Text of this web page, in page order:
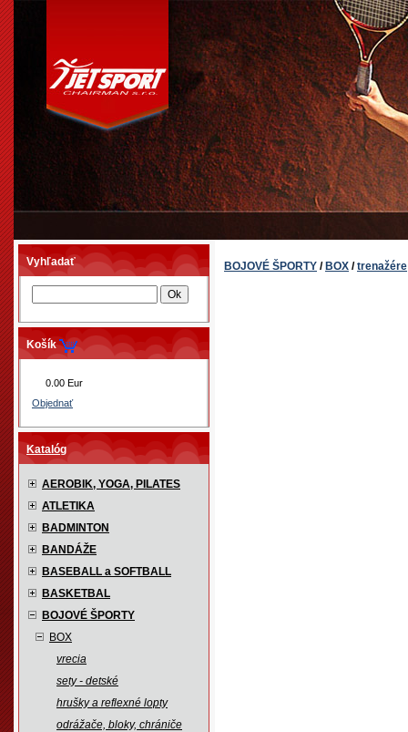
Vyhľadať
Košík
0.00 Eur
Objednať
Katalóg
AEROBIK, YOGA, PILATES
ATLETIKA
BADMINTON
BANDÁŽE
BASEBALL a SOFTBALL
BASKETBAL
BOJOVÉ ŠPORTY
BOX
vrecia
sety - detské
hrušky a reflexné lopty
odrážače, bloky, chrániče
BOJOVÉ ŠPORTY / BOX /trenažére